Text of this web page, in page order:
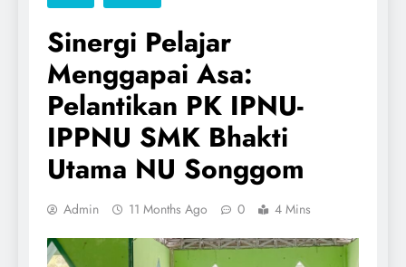
Sinergi Pelajar
Menggapai Asa:
Pelantikan PK IPNU-
IPPNU SMK Bhakti
Utama NU Songgom
Admin 11 Months Ago 0 4 Mins